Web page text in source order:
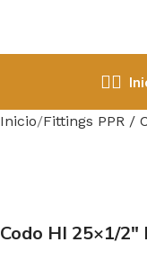
Inicio Fittings PPR /
Codo HI 25×1/2″